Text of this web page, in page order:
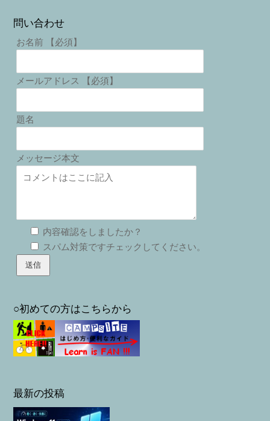
問い合わせ
お名前 【必須】
メールアドレス 【必須】
題名
メッセージ本文
内容確認をしましたか？
スパム対策ですチェックしてください。
○初めての方はこちらから
最新の投稿